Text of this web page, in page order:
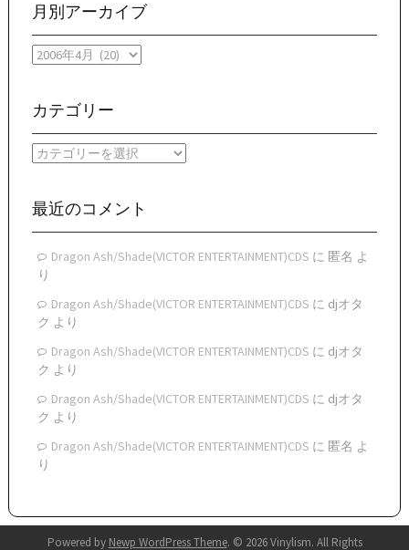
月別アーカイブ
月
ー
イ
ブ
カテゴリー
カ
リ
最近のコメント
Dragon Ash/Shade(VICTOR ENTERTAINMENT)CDS に 匿名 よ
り
Dragon Ash/Shade(VICTOR ENTERTAINMENT)CDS に djオタ
ク より
Dragon Ash/Shade(VICTOR ENTERTAINMENT)CDS に djオタ
ク より
Dragon Ash/Shade(VICTOR ENTERTAINMENT)CDS に djオタ
ク より
Dragon Ash/Shade(VICTOR ENTERTAINMENT)CDS に 匿名 よ
り
Powered by Newp WordPress Theme. © 2026 Vinylism. All Rights